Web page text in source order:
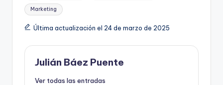
Marketing
Última actualización el 24 de marzo de 2025
Julián Báez Puente
Ver todas las entradas